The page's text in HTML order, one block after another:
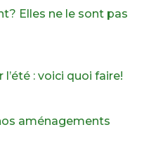
Elles ne le sont pas
: voici quoi faire!
aménagements